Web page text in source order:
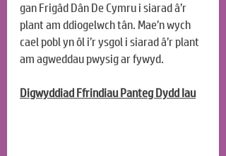
gan Frigâd Dân De Cymru i siarad â’r
plant am ddiogelwch tân. Mae’n wych
cael pobl yn ôl i’r ysgol i siarad â’r plant
am agweddau pwysig ar fywyd.
Digwyddiad Ffrindiau Panteg Dydd Iau